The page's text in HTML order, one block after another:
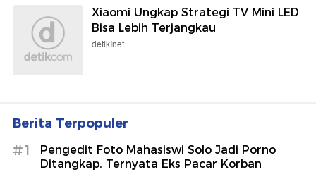
Xiaomi Ungkap Strategi TV Mini LED
Bisa Lebih Terjangkau
detikInet
Berita Terpopuler
#1
Pengedit Foto Mahasiswi Solo Jadi Porno
Ditangkap, Ternyata Eks Pacar Korban